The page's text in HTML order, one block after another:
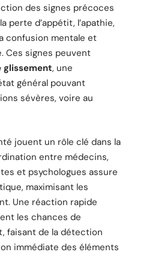
des signes précoces
perte d’appétit, l’apathie,
confusion mentale et
Ces signes peuvent
glissement, une
général pouvant
sévères, voire au
jouent un rôle clé dans la
entre médecins,
et psychologues assure
maximisant les
Une réaction rapide
les chances de
faisant de la détection
immédiate des éléments